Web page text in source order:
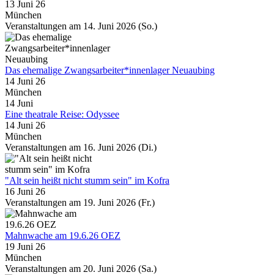
13 Juni 26
München
Veranstaltungen am 14. Juni 2026 (So.)
Das ehemalige Zwangsarbeiter*innenlager Neuaubing
14 Juni 26
München
14 Juni
Eine theatrale Reise: Odyssee
14 Juni 26
München
Veranstaltungen am 16. Juni 2026 (Di.)
"Alt sein heißt nicht stumm sein" im Kofra
16 Juni 26
Veranstaltungen am 19. Juni 2026 (Fr.)
Mahnwache am 19.6.26 OEZ
19 Juni 26
München
Veranstaltungen am 20. Juni 2026 (Sa.)